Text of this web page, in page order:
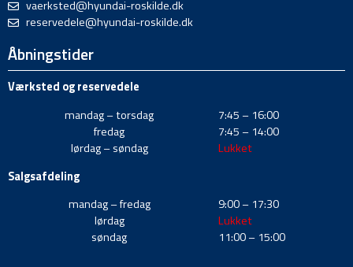
vaerksted@hyundai-roskilde.dk
reservedele@hyundai-roskilde.dk
Åbningstider
Værksted og reservedele
mandag – torsdag
7:45 – 16:00
fredag
7:45 – 14:00
lørdag – søndag
Lukket
Salgsafdeling
mandag – fredag
9:00 – 17:30
lørdag
Lukket
søndag
11:00 – 15:00